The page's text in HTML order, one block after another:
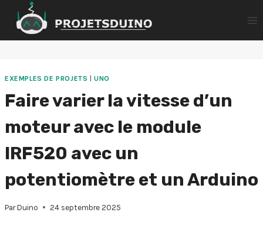
contenu
EXEMPLES DE PROJETS |UNO
Faire varier la vitesse d’un
moteur avec le module
IRF520 avec un
potentiomètre et un Arduino
Par Duino 24 septembre 2025